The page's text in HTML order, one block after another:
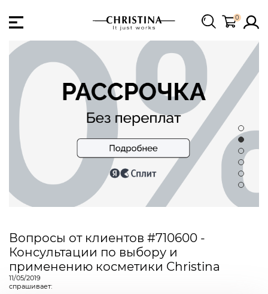
0
Вопросы от клиентов #710600 -
Консультации по выбору и
применению косметики Christina
11/05/2019
спрашивает: